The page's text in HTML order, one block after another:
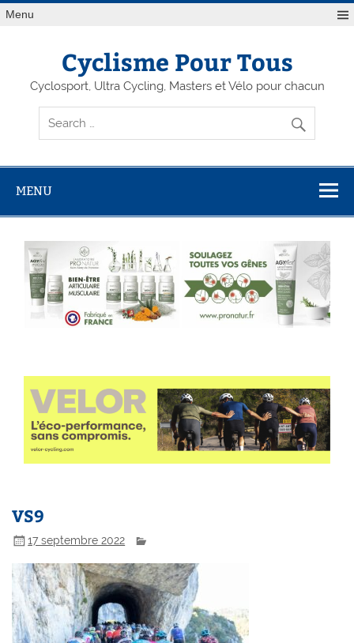
Menu
Cyclisme Pour Tous
Cyclosport, Ultra Cycling, Masters et Vélo pour chacun
MENU
VS9
17 septembre 2022